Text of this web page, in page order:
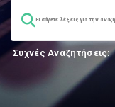
Συχνές Αναζητήσεις: